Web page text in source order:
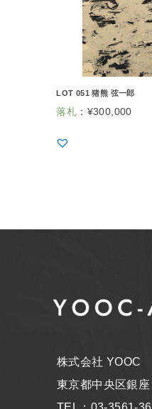
LOT 051 猪熊 弦一郎
落札 ： ¥300,000
株式会社 YOOC
東京都中央区銀